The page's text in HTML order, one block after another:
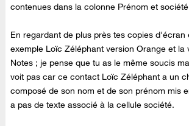
contenues dans la colonne Prénom et
En regardant de plus près tes copies d'écran
exemple Loïc Zéléphant version Orange et la
Notes ; je pense que tu as le même soucis
voit pas car ce contact Loïc Zéléphant a un
composé de son nom et de son prénom mis
a pas de texte associé à la cellule société.